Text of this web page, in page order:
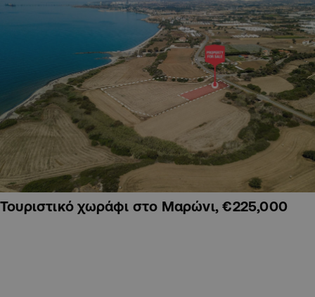
Τουριστικό χωράφι στο Μαρώνι, €225,000